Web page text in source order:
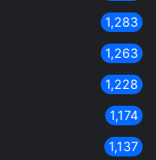
1,283
1,263
1,228
1,174
1,137